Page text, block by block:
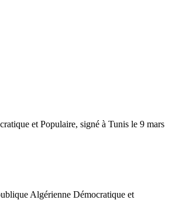
et Populaire, signé à Tunis le 9 mars
Algérienne Démocratique et